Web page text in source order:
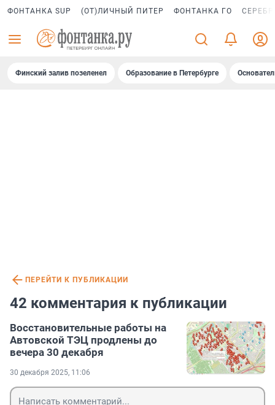
ФОНТАНКА SUP (ОТ)ЛИЧНЫЙ ПИТЕР ФОНТАНКА ГО
Финский залив позеленел Образование в Петербурге
ПЕРЕЙТИ К ПУБЛИКАЦИИ
42 комментария к публикации
Восстановительные работы на
Автовской ТЭЦ продлены до
вечера 30 декабря
30 декабря 2025, 11:06